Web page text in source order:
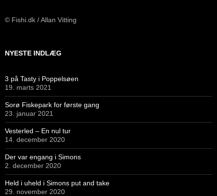
© Fishi.dk / Allan Vitting
NYESTE INDLÆG
3 på Tasty i Poppelsøen
19. marts 2021
Sorø Fiskepark for første gang
23. januar 2021
Vesterled – En nul tur
14. december 2020
Der var engang i Simons
2. december 2020
Held i uheld i Simons put and take
29. november 2020